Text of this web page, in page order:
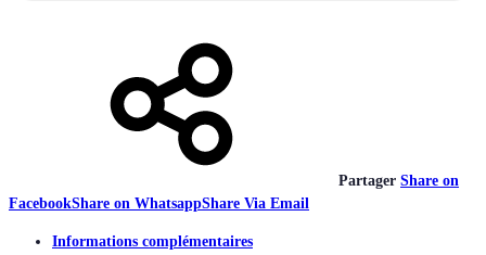
Partager Share on
FacebookShare on WhatsappShare Via Email
Informations complémentaires